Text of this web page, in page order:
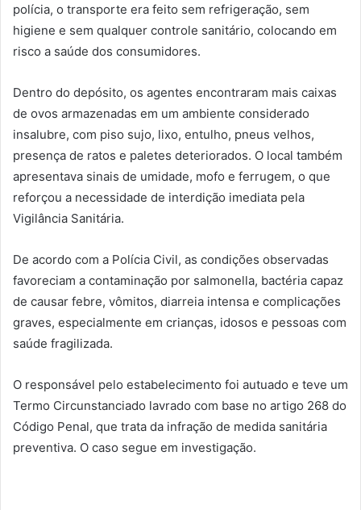
polícia, o transporte era feito sem refrigeração, sem
higiene e sem qualquer controle sanitário, colocando em
risco a saúde dos consumidores.
Dentro do depósito, os agentes encontraram mais caixas
de ovos armazenadas em um ambiente considerado
insalubre, com piso sujo, lixo, entulho, pneus velhos,
presença de ratos e paletes deteriorados. O local também
apresentava sinais de umidade, mofo e ferrugem, o que
reforçou a necessidade de interdição imediata pela
Vigilância Sanitária.
De acordo com a Polícia Civil, as condições observadas
favoreciam a contaminação por salmonella, bactéria capaz
de causar febre, vômitos, diarreia intensa e complicações
graves, especialmente em crianças, idosos e pessoas com
saúde fragilizada.
O responsável pelo estabelecimento foi autuado e teve um
Termo Circunstanciado lavrado com base no artigo 268 do
Código Penal, que trata da infração de medida sanitária
preventiva. O caso segue em investigação.